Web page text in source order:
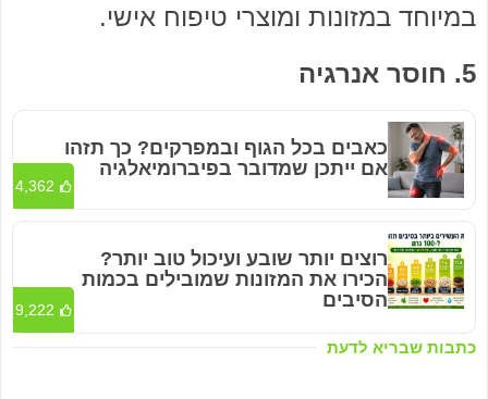
במיוחד במזונות ומוצרי טיפוח אישי.
5. חוסר אנרגיה
כתבות שבריא לדעת
כאבים בכל הגוף ובמפרקים? כך תזהו
אם ייתכן שמדובר בפיברומיאלגיה
4,362
רוצים יותר שובע ועיכול טוב יותר?
הכירו את המזונות שמובילים בכמות
הסיבים
9,222